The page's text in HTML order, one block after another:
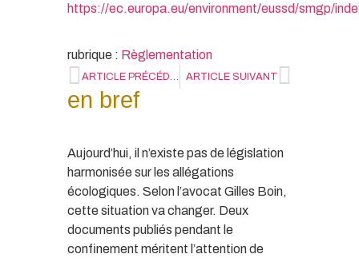
https://ec.europa.eu/environment/eussd/smgp/
rubrique : Règlementation
ARTICLE SUIVANT
en bref
Aujourd’hui, il n’existe pas de législation
harmonisée sur les allégations
écologiques. Selon l’avocat Gilles Boin,
cette situation va changer. Deux
documents publiés pendant le
confinement méritent l’attention de